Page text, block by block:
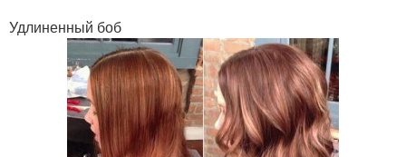
Удлиненный боб